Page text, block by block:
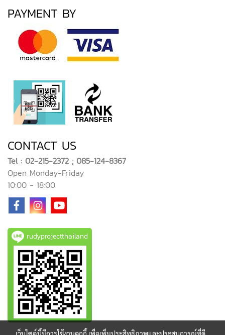
PAYMENT BY
CONTACT US
Tel : 02-215-2372 ; 085-124-8367
Open Monday-Friday
10:00 - 18:00
rudyprojectthailand